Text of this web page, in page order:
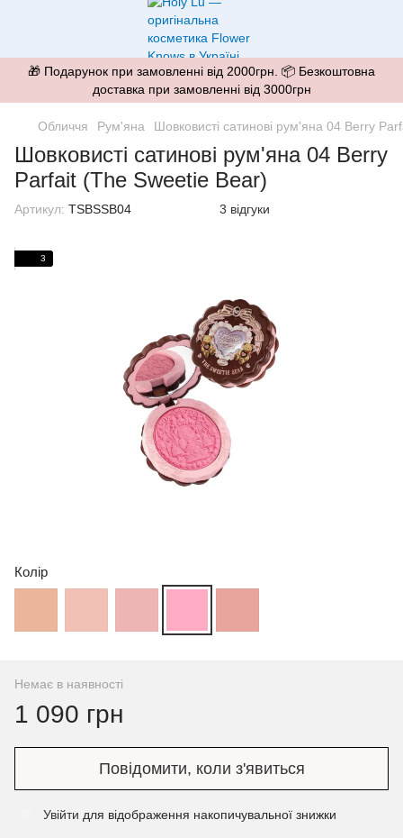
🎁 Подарунок при замовленні від 2000грн. 📦 Безкоштовна
доставка при замовленні від 3000грн
Обличчя Рум'яна Шовковисті сатинові рум'яна 04 Berry
Шовковисті сатинові рум'яна 04 Berry
Parfait (The Sweetie Bear)
Артикул: TSBSSB04 3 відгуки
3
Колір
Немає в наявності
1 090 грн
Повідомити, коли з'явиться
Увійти для відображення накопичувальної знижки